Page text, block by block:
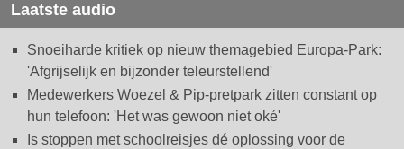
Laatste audio
Snoeiharde kritiek op nieuw themagebied Europa-Park:
'Afgrijselijk en bijzonder teleurstellend'
Medewerkers Woezel & Pip-pretpark zitten constant op
hun telefoon: 'Het was gewoon niet oké'
Is stoppen met schoolreisjes dé oplossing voor de